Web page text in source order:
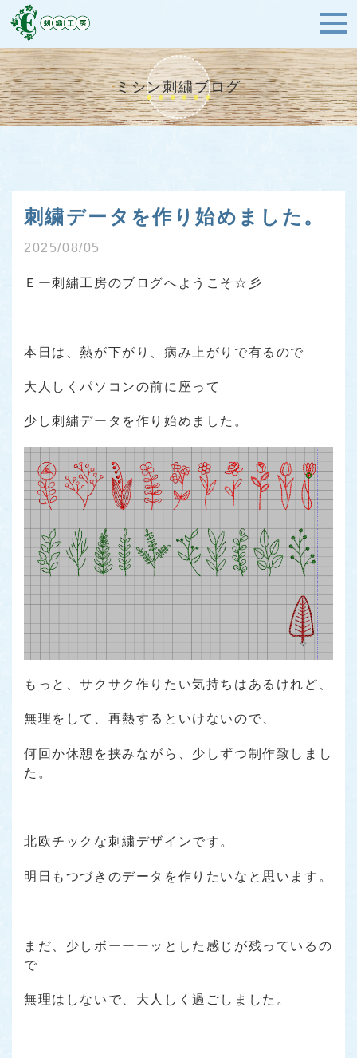
ミシン刺繍ブログ
刺繍データを作り始めました。
2025/08/05
Ｅー刺繍工房のブログへようこそ☆彡
本日は、熱が下がり、病み上がりで有るので
大人しくパソコンの前に座って
少し刺繍データを作り始めました。
もっと、サクサク作りたい気持ちはあるけれど、
無理をして、再熱するといけないので、
何回か休憩を挟みながら、少しずつ制作致しまし
た。
北欧チックな刺繍デザインです。
明日もつづきのデータを作りたいなと思います。
まだ、少しボーーーッとした感じが残っているの
で
無理はしないで、大人しく過ごしました。